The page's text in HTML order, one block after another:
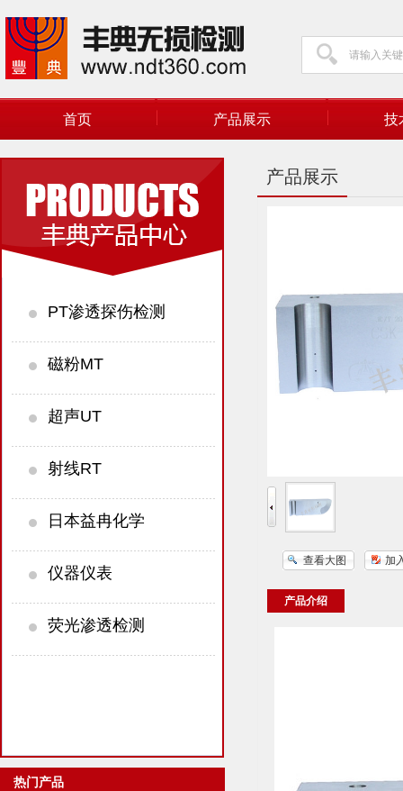
首页 产品展示 技
PT渗透探伤检测
磁粉MT
超声UT
射线RT
日本益冉化学
仪器仪表
荧光渗透检测
热门产品
产品展示
查看大图 加
产品介绍